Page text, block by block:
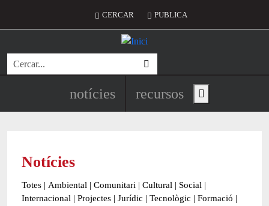
Menú del compte d'usuari
CERCAR PUBLICA
Cerca
Navegació principal de
notícies recursos Show main menu
Notícies
Totes | Ambiental | Comunitari | Cultural | Social |
Internacional | Projectes | Jurídic | Tecnològic | Formació |